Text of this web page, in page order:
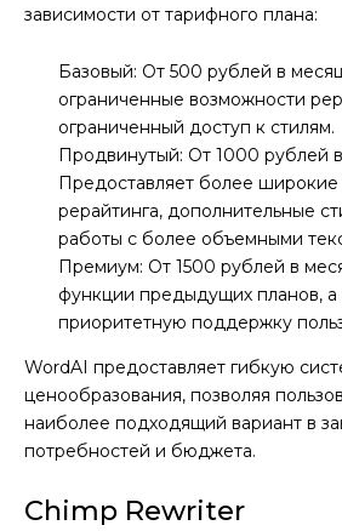
зависимости от тарифного плана:
Базовый: От 500 рублей в
ограниченные возможности
ограниченный доступ к стилям.
Продвинутый: От 1000 рублей
Предоставляет более
рерайтинга, дополнительные
работы с более объемными
Премиум: От 1500 рублей в
функции предыдущих планов, а
приоритетную поддержку
WordAI предоставляет гибкую
ценообразования, позволяя
наиболее подходящий вариант в
потребностей и бюджета.
Chimp Rewriter